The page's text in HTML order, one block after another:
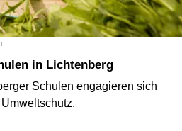
in Lichtenberg
Schulen engagieren sich